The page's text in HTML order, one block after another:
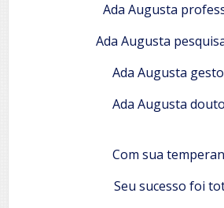
Ada Augusta
Ada Augusta
Ada Augusta
Ada Augusta
Com sua
Seu sucesso foi